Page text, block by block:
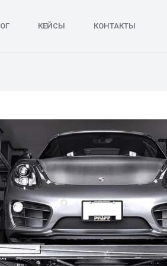
КЕЙСЫ КОНТАКТЫ